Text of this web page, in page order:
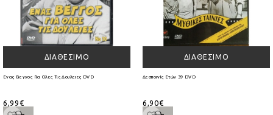
ΔΙΑΘΈΣΙΜΟ
Ενας Βεγγος Για Ολες Τις Δουλειες DVD
6,99€
ΔΙΑΘΈΣΙΜΟ
Δεσποινίς Ετών 39 DVD
6,90€